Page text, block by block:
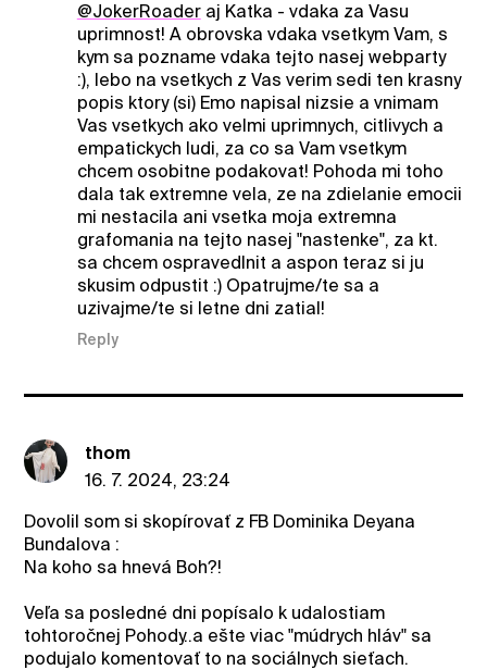
@JokerRoaderaj Katka - vdaka za Vasu
uprimnost! A obrovska vdaka vsetkym Vam, s
kym sa pozname vdaka tejto nasej webparty
:), lebo na vsetkych z Vas verim sedi ten krasny
popis ktory (si) Emo napisal nizsie a vnimam
Vas vsetkych ako velmi uprimnych, citlivych a
empatickych ludi, za co sa Vam vsetkym
chcem osobitne podakovat! Pohoda mi toho
dala tak extremne vela, ze na zdielanie emocii
mi nestacila ani vsetka moja extremna
grafomania na tejto nasej "nastenke", za kt.
sa chcem ospravedlnit a aspon teraz si ju
skusim odpustit :) Opatrujme/te sa a
uzivajme/te si letne dni zatial!
Reply
thom
16. 7. 2024, 23:24
Dovolil som si skopírovať z FB Dominika Deyana
Bundalova :
Na koho sa hnevá Boh?!
Veľa sa posledné dni popísalo k udalostiam
tohtoročnej Pohody..a ešte viac "múdrych hláv" sa
podujalo komentovať to na sociálnych sieťach.